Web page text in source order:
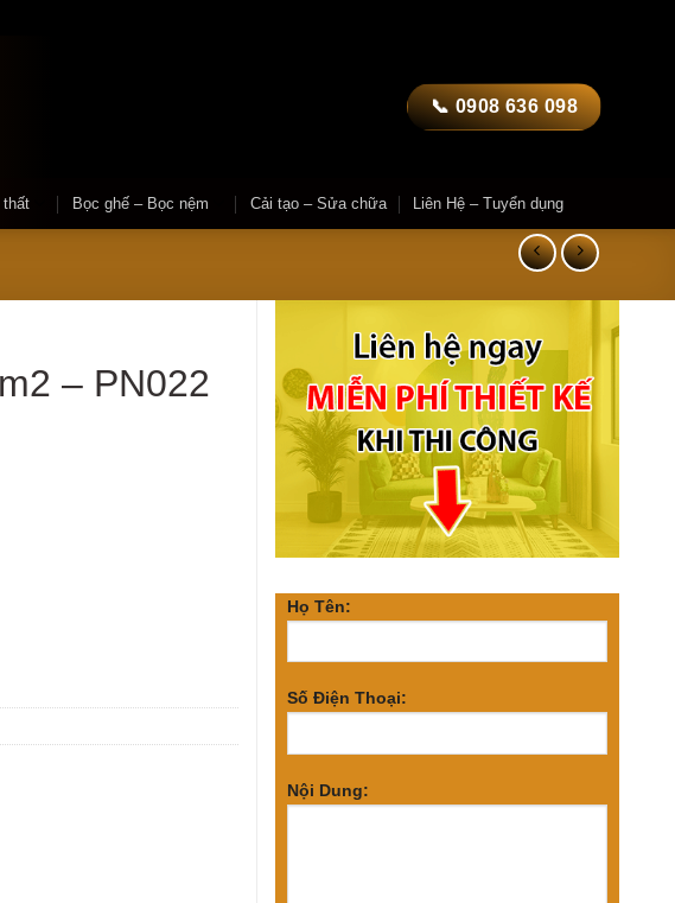
📞 0908 636 098
thất Bọc ghế – Bọc nệm Cải tạo – Sửa chữa Liên Hệ – Tuyển dụng
Họ Tên:
Số Điện Thoại:
Nội Dung:
– PN022